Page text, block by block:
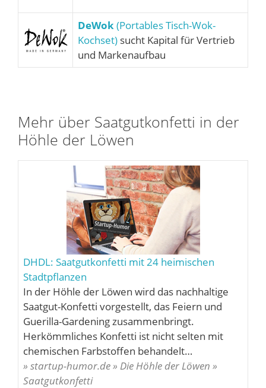
DeWok (Portables Tisch-Wok-
Kochset) sucht Kapital für Vertrieb
und Markenaufbau
Mehr über Saatgutkonfetti in der
Höhle der Löwen
DHDL: Saatgutkonfetti mit 24 heimischen
Stadtpflanzen
In der Höhle der Löwen wird das nachhaltige
Saatgut-Konfetti vorgestellt, das Feiern und
Guerilla-Gardening zusammenbringt.
Herkömmliches Konfetti ist nicht selten mit
chemischen Farbstoffen behandelt…
» startup-humor.de » Die Höhle der Löwen »
Saatgutkonfetti